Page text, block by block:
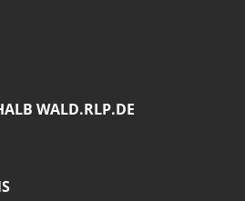
WALD.RLP.DE